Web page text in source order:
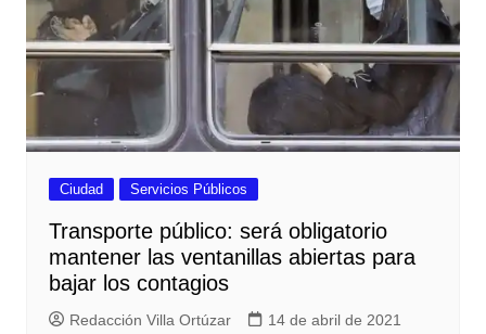
Ciudad Servicios Públicos
Transporte público: será obligatorio
mantener las ventanillas abiertas para
bajar los contagios
Redacción Villa Ortúzar 14 de abril de 2021